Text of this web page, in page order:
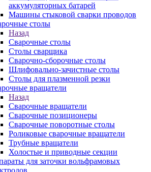
аккумуляторных батарей
Машины стыковой сварки проводов
столы
Назад
Сварочные столы
Столы сварщика
Сварочно-сборочные столы
Шлифовально-зачистные столы
Столы для плазменной резки
вращатели
Назад
Сварочные вращатели
Сварочные позиционеры
Сварочные поворотные столы
Роликовые сварочные вращатели
Трубные вращатели
Холостые и приводные секции
для заточки вольфрамовых